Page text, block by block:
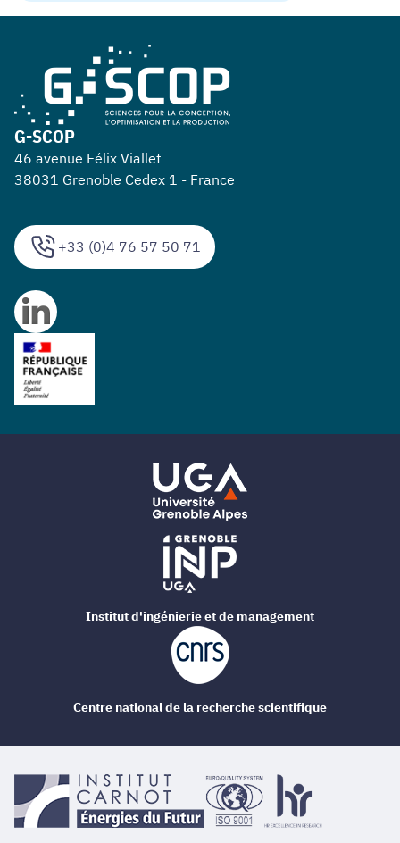
+33 (0)4 76 57 50 71
G-SCOP
46 avenue Félix Viallet
38031 Grenoble Cedex 1 - France
Institut d'ingénierie et de management
Centre national de la recherche scientifique